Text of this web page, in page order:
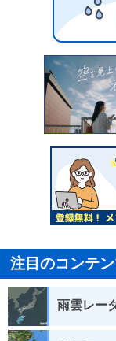
注目のコンテ
雨雲レー